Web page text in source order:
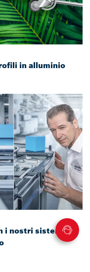
in alluminio
i nostri sistemi di